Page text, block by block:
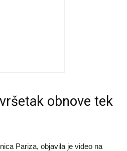
obnove tek
Pariza, objavila je video na